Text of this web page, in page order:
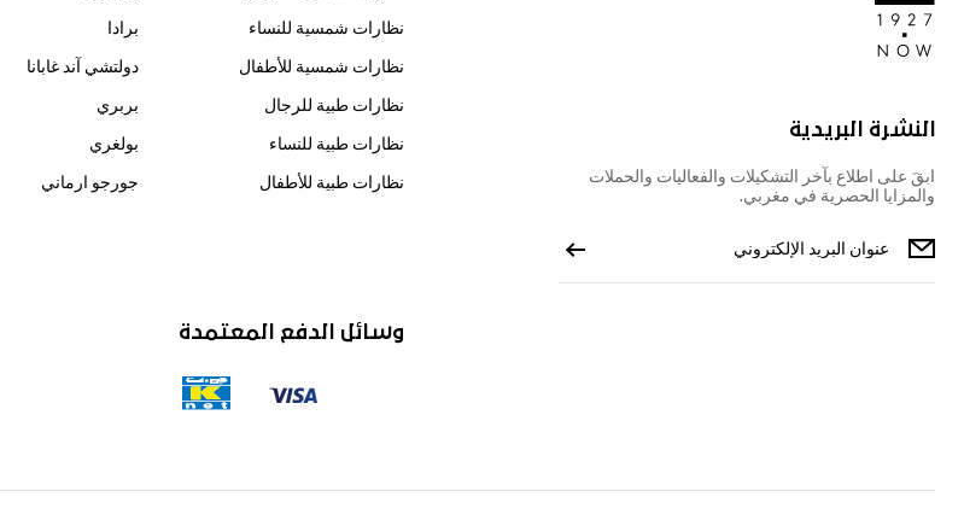
النشرة البريدية
ابقَ على اطلاع بآخر التشكيلات والفعاليات والحملات
والمزايا الحصرية في مغربي.
نظارات شمسية للنساء
نظارات شمسية للأطفال
نظارات طبية للرجال
نظارات طبية للنساء
نظارات طبية للأطفال
برادا
دولتشي آند غابانا
بربري
بولغري
جورجو ارماني
وسائل الدفع المعتمدة